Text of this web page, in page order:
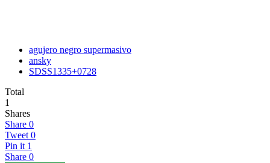
agujero negro supermasivo
ansky
SDSS1335+0728
Total
1
Shares
Share 0
Tweet 0
Pin it 1
Share 0